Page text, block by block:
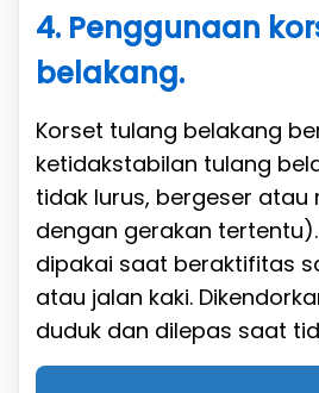
4. Penggunaan
belakang.
Korset tulang belakang
ketidakstabilan tulang
tidak lurus, bergeser atau
dengan gerakan
dipakai saat beraktifitas
atau jalan kaki.
duduk dan dilepas saat